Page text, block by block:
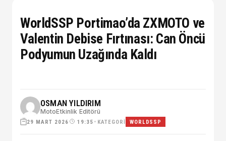
WorldSSP Portimao’da ZXMOTO ve
Valentin Debise Fırtınası: Can Öncü
Podyumun Uzağında Kaldı
OSMAN YILDIRIM
MotoEtkinlik Editörü
29 MART 2026 19:35 • KATEGORI WORLDSSP